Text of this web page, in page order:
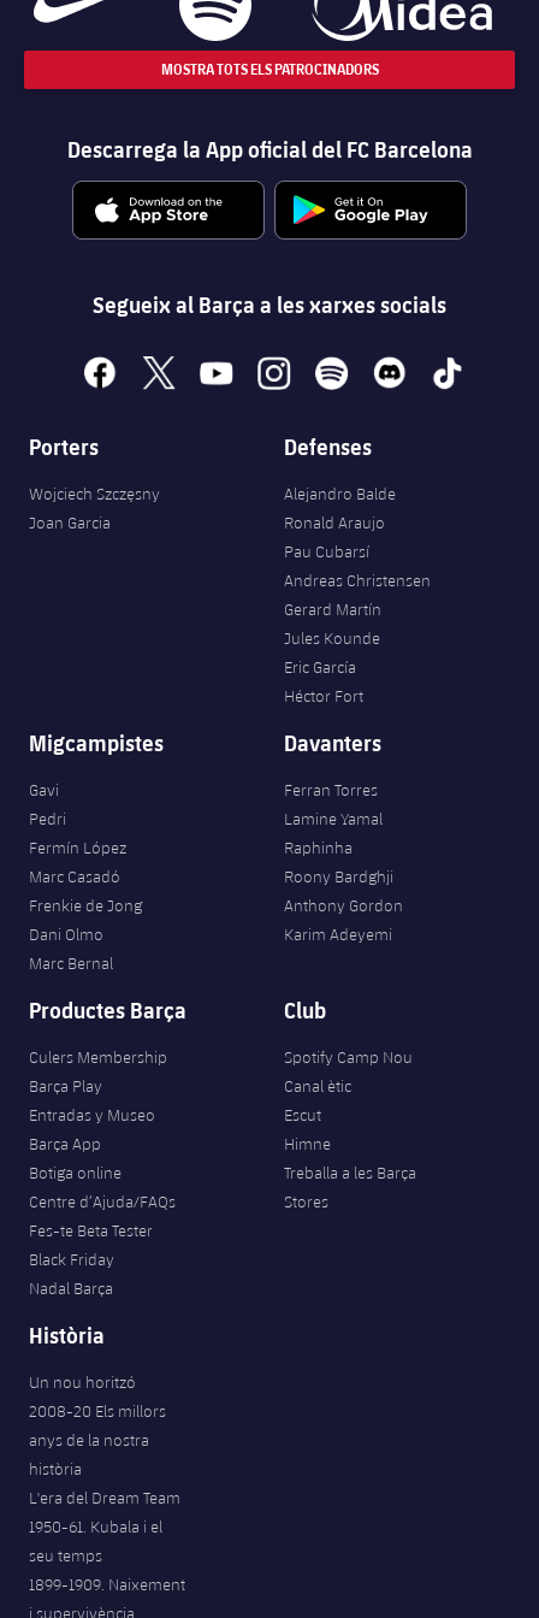
MOSTRA TOTS ELS PATROCINADORS
Descarrega la App oficial del FC Barcelona
Segueix al Barça a les xarxes socials
facebook
x youtubeinstagramspotify discord tiktok
Porters
Wojciech Szczęsny
Joan Garcia
Defenses
Alejandro Balde
Ronald Araujo
Pau Cubarsí
Andreas Christensen
Gerard Martín
Jules Kounde
Eric García
Héctor Fort
Migcampistes
Gavi
Pedri
Fermín López
Marc Casadó
Frenkie de Jong
Dani Olmo
Marc Bernal
Davanters
Ferran Torres
Lamine Yamal
Raphinha
Roony Bardghji
Anthony Gordon
Karim Adeyemi
Productes Barça
Culers Membership
Barça Play
Entradas y Museo
Barça App
Botiga online
Centre d’Ajuda/FAQs
Fes-te Beta Tester
Black Friday
Nadal Barça
Club
Spotify Camp Nou
Canal ètic
Escut
Himne
Treballa a les Barça
Stores
Història
Un nou horitzó
2008-20 Els millors
anys de la nostra
història
L'era del Dream Team
1950-61. Kubala i el
seu temps
1899-1909. Naixement
i supervivència